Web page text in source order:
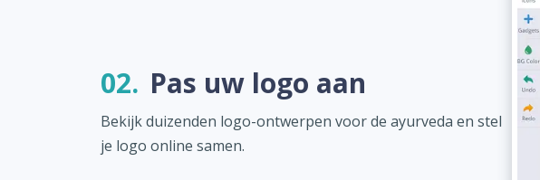
02. Pas uw logo aan
Bekijk duizenden logo-ontwerpen voor de ayurveda en stel
je logo online samen.